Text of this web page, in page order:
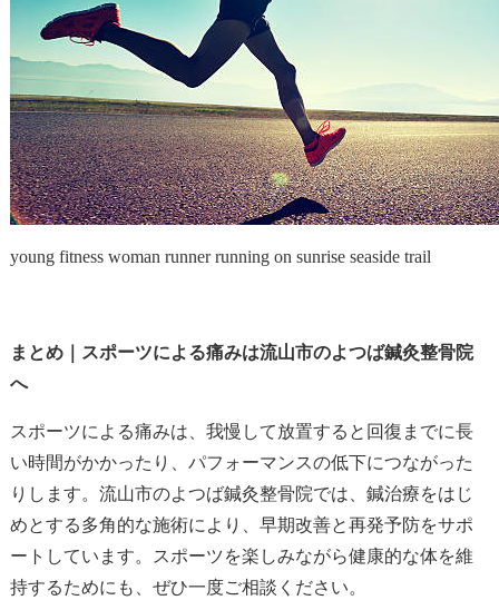
young fitness woman runner running on sunrise seaside trail
まとめ｜スポーツによる痛みは流山市のよつば鍼灸整骨院
へ
スポーツによる痛みは、我慢して放置すると回復までに長
い時間がかかったり、パフォーマンスの低下につながった
りします。流山市のよつば鍼灸整骨院では、鍼治療をはじ
めとする多角的な施術により、早期改善と再発予防をサポ
ートしています。スポーツを楽しみながら健康的な体を維
持するためにも、ぜひ一度ご相談ください。